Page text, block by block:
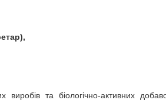
та біологічно‑активних